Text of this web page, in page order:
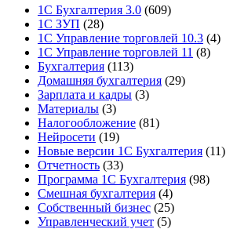
1С Бухгалтерия 3.0 (609)
1С ЗУП (28)
1С Управление торговлей 10.3 (4)
1С Управление торговлей 11 (8)
Бухгалтерия (113)
Домашняя бухгалтерия (29)
Зарплата и кадры (3)
Материалы (3)
Налогообложение (81)
Нейросети (19)
Новые версии 1С Бухгалтерия (11)
Отчетность (33)
Программа 1С Бухгалтерия (98)
Смешная бухгалтерия (4)
Собственный бизнес (25)
Управленческий учет (5)